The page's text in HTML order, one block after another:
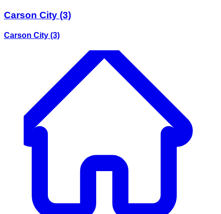
Carson City (3)
Carson City (3)